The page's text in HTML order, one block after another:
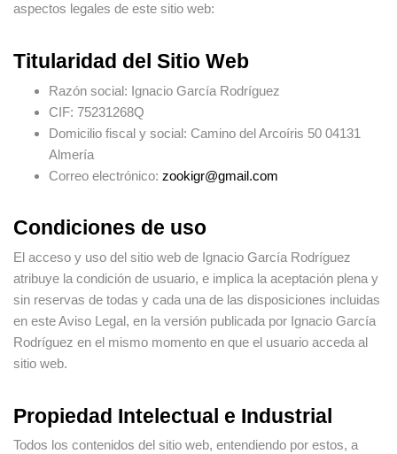
aspectos legales de este sitio web:
Titularidad del Sitio Web
Razón social: Ignacio García Rodríguez
CIF: 75231268Q
Domicilio fiscal y social: Camino del Arcoíris 50 04131
Almería
Correo electrónico: zookigr@gmail.com
Condiciones de uso
El acceso y uso del sitio web de Ignacio García Rodríguez
atribuye la condición de usuario, e implica la aceptación plena y
sin reservas de todas y cada una de las disposiciones incluidas
en este Aviso Legal, en la versión publicada por Ignacio García
Rodríguez en el mismo momento en que el usuario acceda al
sitio web.
Propiedad Intelectual e Industrial
Todos los contenidos del sitio web, entendiendo por estos, a